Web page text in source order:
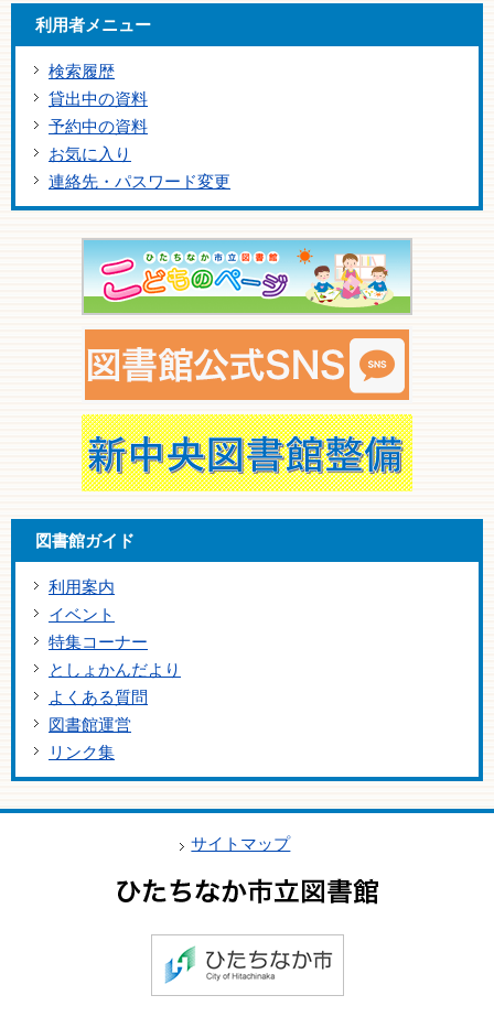
利用者メニュー
検索履歴
貸出中の資料
予約中の資料
お気に入り
連絡先・パスワード変更
図書館ガイド
利用案内
イベント
特集コーナー
としょかんだより
よくある質問
図書館運営
リンク集
サイトマップ